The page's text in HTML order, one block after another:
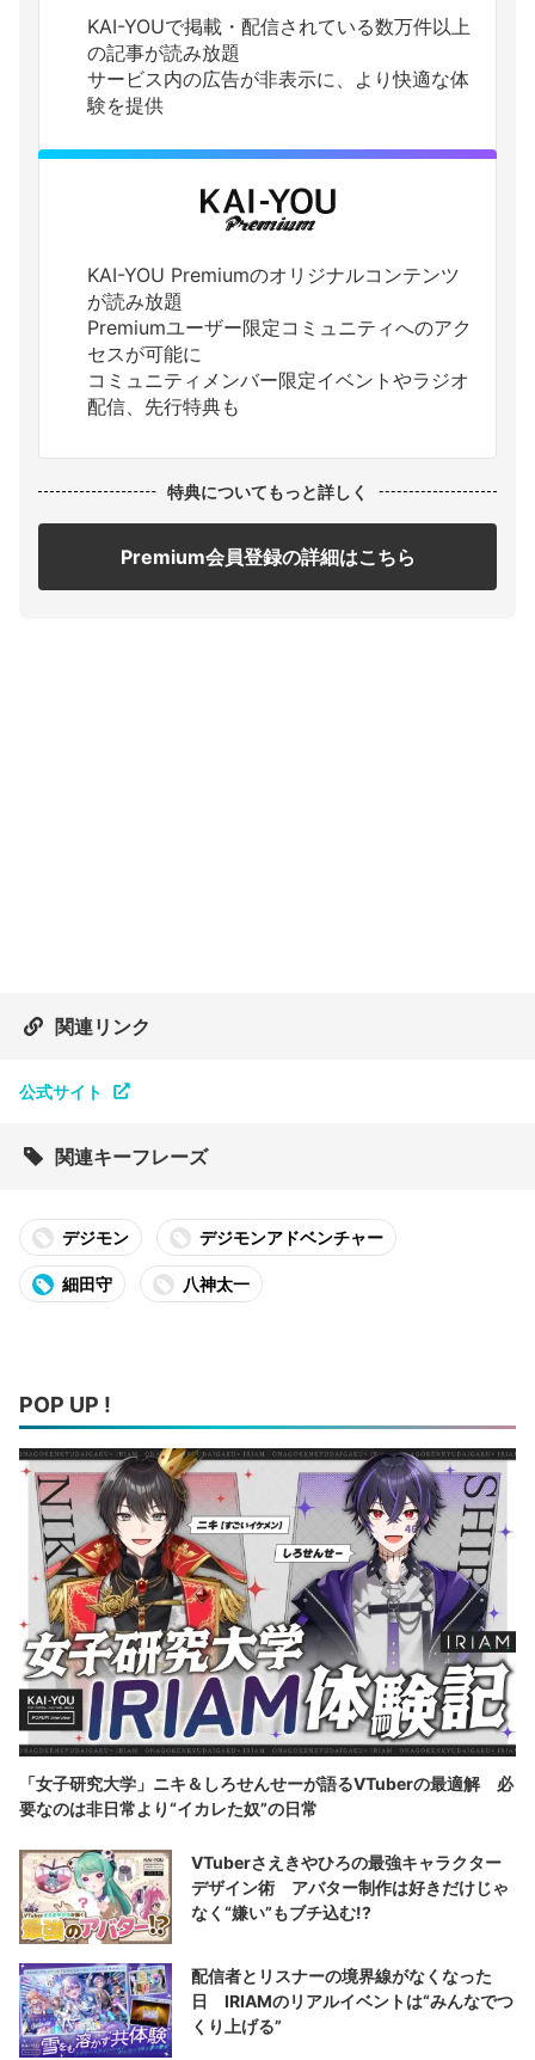
KAI-YOUで掲載・配信されている数万件以上
の記事が読み放題
サービス内の広告が非表示に、より快適な体
験を提供
KAI-YOU Premiumのオリジナルコンテンツ
が読み放題
Premiumユーザー限定コミュニティへのアク
セスが可能に
コミュニティメンバー限定イベントやラジオ
配信、先行特典も
特典についてもっと詳しく
Premium会員登録の詳細はこちら
関連リンク
公式サイト
関連キーフレーズ
デジモン デジモンアドベンチャー
細田守 八神太一
POP UP !
「女子研究大学」ニキ＆しろせんせーが語るVTuberの最適解 必
要なのは非日常より“イカレた奴”の日常
VTuberさえきやひろの最強キャラクター
デザイン術 アバター制作は好きだけじゃ
なく“嫌い”もブチ込む!?
配信者とリスナーの境界線がなくなった
日 IRIAMのリアルイベントは“みんなでつ
くり上げる”